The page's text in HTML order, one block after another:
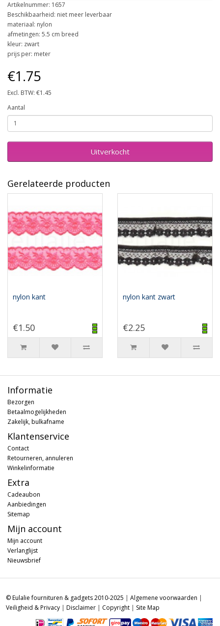
Artikelnummer: 1657
Beschikbaarheid: niet meer leverbaar
materiaal: nylon
afmetingen: 5.5 cm breed
kleur: zwart
prijs per: meter
€1.75
Excl. BTW: €1.45
Aantal
Uitverkocht
Gerelateerde producten
nylon kant
€1.50
nylon kant zwart
€2.25
Informatie
Bezorgen
Betaalmogelijkheden
Zakelijk, bulkafname
Klantenservice
Contact
Retourneren, annuleren
Winkelinformatie
Extra
Cadeaubon
Aanbiedingen
Sitemap
Mijn account
Mijn account
Verlanglijst
Nieuwsbrief
© Eulalie fournituren & gadgets 2010-2025 | Algemene voorwaarden |
Veiligheid & Privacy | Disclaimer | Copyright | Site Map